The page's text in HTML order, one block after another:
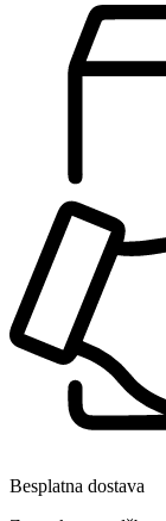
Besplatna dostava